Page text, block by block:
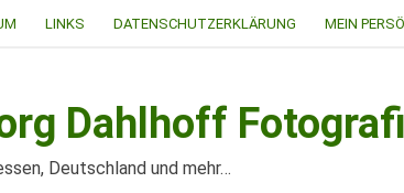
LINKS DATENSCHUTZERKLÄRUNG MEIN
Dahlhoff
Deutschland und mehr…